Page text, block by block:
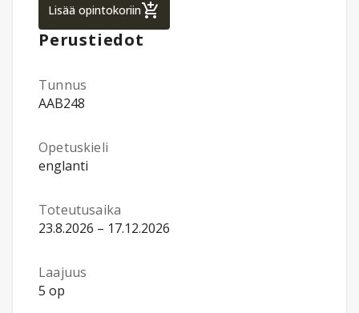
Lisää opintokoriinDigitalization in Tourism
Perustiedot
Tunnus
AAB248
Opetuskieli
englanti
Toteutusaika
23.8.2026 – 17.12.2026
Laajuus
5 op